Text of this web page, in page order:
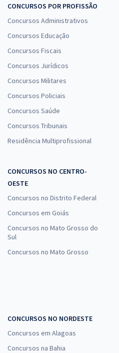
CONCURSOS POR PROFISSÃO
Concursos Administrativos
Concursos Educação
Concursos Fiscais
Concursos Jurídicos
Concursos Militares
Concursos Policiais
Concursos Saúde
Concursos Tribunais
Residência Multiprofissional
CONCURSOS NO CENTRO-
OESTE
Concursos no Distrito Federal
Concursos em Goiás
Concursos no Mato Grosso do
Sul
Concursos no Mato Grosso
CONCURSOS NO NORDESTE
Concursos em Alagoas
Concursos na Bahia